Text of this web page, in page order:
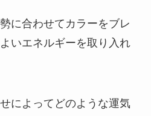
に合わせてカラーをブレ
いエネルギーを取り入れ
によってどのような運気